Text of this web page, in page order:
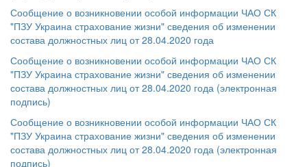
Сообщение о возникновении особой информации ЧАО СК
"ПЗУ Украина страхование жизни" сведения об изменении
состава должностных лиц от 28.04.2020 года
Сообщение о возникновении особой информации ЧАО СК
"ПЗУ Украина страхование жизни" сведения об изменении
состава должностных лиц от 28.04.2020 года (электронная
подпись)
Сообщение о возникновении особой информации ЧАО СК
"ПЗУ Украина страхование жизни" сведения об изменении
состава должностных лиц от 28.04.2020 года (электронная
подпись)